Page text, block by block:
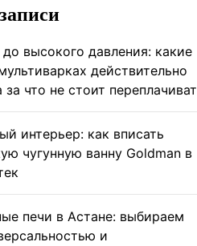
высокого давления: какие
действительно
за что не стоит переплачиват
интерьер: как вписать
чугунную ванну Goldman в
печи в Астане: выбираем
и